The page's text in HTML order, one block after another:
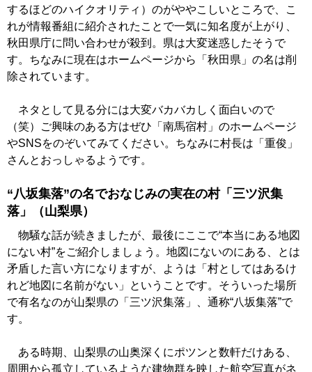
するほどのハイクオリティ）のがややこしいところで、こ
れが情報番組に紹介されたことで一気に知名度が上がり、
秋田県庁に問い合わせが殺到。県は大変迷惑したそうで
す。ちなみに現在はホームページから「秋田県」の名は削
除されています。
ネタとして見る分には大変バカバカしく面白いので
（笑）ご興味のある方はぜひ「南馬宿村」のホームページ
やSNSをのぞいてみてください。ちなみに村長は「重俊」
さんとおっしゃるようです。
“八坂集落”の名でおなじみの実在の村「三ツ沢集
落」（山梨県）
物騒な話が続きましたが、最後にここで“本当にある地図
にない村”をご紹介しましょう。地図にないのにある、とは
矛盾した言い方になりますが、ようは「村としてはあるけ
れど地図に名前がない」ということです。そういった場所
で有名なのが山梨県の「三ツ沢集落」、通称“八坂集落”で
す。
ある時期、山梨県の山奥深くにポツンと数軒だけある、
周囲から孤立しているような建物群を映した航空写真がネ